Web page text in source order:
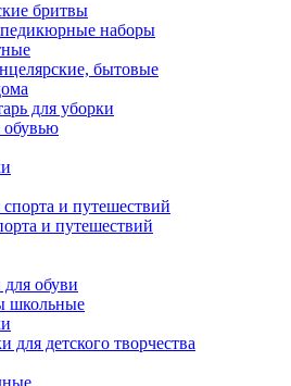
бритвы
наборы
бытовые
для уборки
обувью
и путешествий
обуви
школьные
для детского творчества